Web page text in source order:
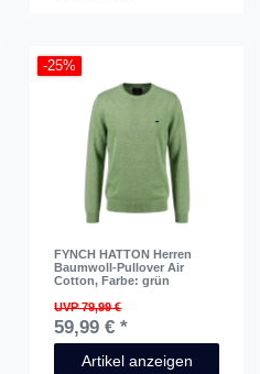
-25%
FYNCH HATTON Herren
Baumwoll-Pullover Air
Cotton, Farbe: grün
UVP 79,99 €
59,99 € *
Artikel anzeigen